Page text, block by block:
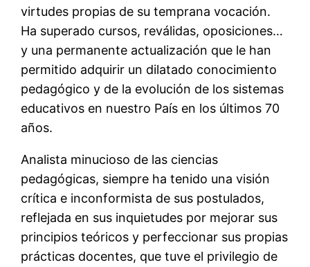
virtudes propias de su temprana vocación.
Ha superado cursos, reválidas, oposiciones…
y una permanente actualización que le han
permitido adquirir un dilatado conocimiento
pedagógico y de la evolución de los sistemas
educativos en nuestro País en los últimos 70
años.
Analista minucioso de las ciencias
pedagógicas, siempre ha tenido una visión
crítica e inconformista de sus postulados,
reflejada en sus inquietudes por mejorar sus
principios teóricos y perfeccionar sus propias
prácticas docentes, que tuve el privilegio de